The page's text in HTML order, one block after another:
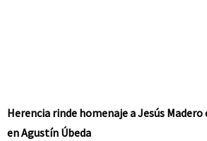
Herencia rinde homenaje a Jesús
en Agustín Úbeda